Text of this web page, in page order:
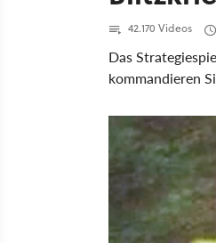
42.170 Videos
Das
kommandieren
einer